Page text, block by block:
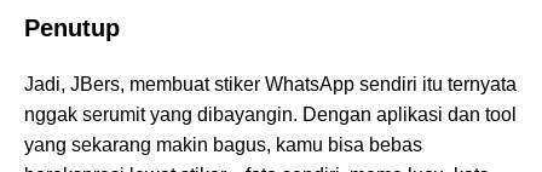
Penutup
Jadi, JBers, membuat stiker WhatsApp sendiri itu ternyata
nggak serumit yang dibayangin. Dengan aplikasi dan tool
yang sekarang makin bagus, kamu bisa bebas